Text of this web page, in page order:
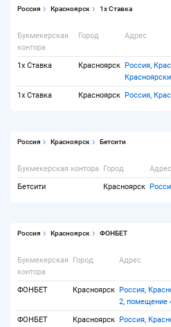
Россия Красноярск 1x Ставка
Букмекерская
контора
Город Адрес
1x Ставка Красноярск Россия,
1x Ставка
Красноярск Россия,
Россия Красноярск Бетсити
Букмекерская контора Город
Адрес
Бетсити
Красноярск
Россия Красноярск ФОНБЕТ
Букмекерская
контора
Город Адрес
ФОНБЕТ Красноярск Россия,
2, помещение
ФОНБЕТ
Красноярск Россия,